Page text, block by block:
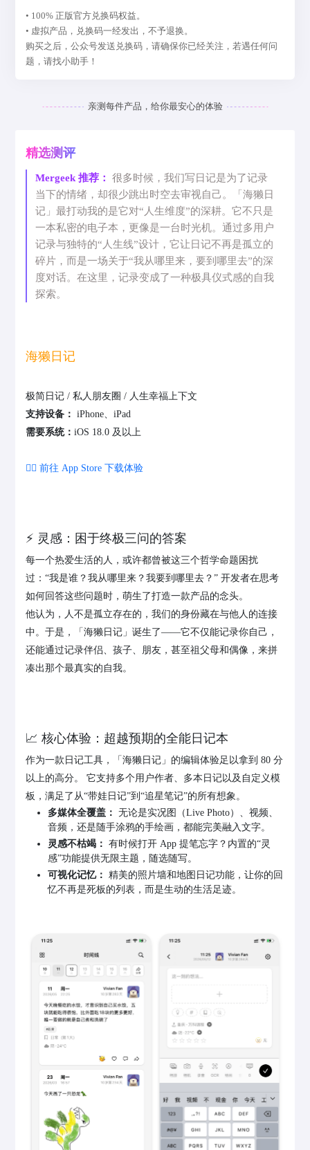
• 100% 正版官方兑换码权益。
• 虚拟产品，兑换码一经发出，不予退换。
购买之后，公众号发送兑换码，请确保你已经关注，若遇任何问
题，请找小助手！
亲测每件产品，给你最安心的体验
精选测评
Mergeek 推荐：
很多时候，我们写日记是为了记录
当下的情绪，却很少跳出时空去审视自己。「海獭日
记」最打动我的是它对“人生维度”的深耕。它不只是
一本私密的电子本，更像是一台时光机。通过多用户
记录与独特的“人生线”设计，它让日记不再是孤立的
碎片，而是一场关于“我从哪里来，要到哪里去”的深
度对话。在这里，记录变成了一种极具仪式感的自我
探索。
海獭日记
极简日记 / 私人朋友圈 / 人生幸福上下文
支持设备： iPhone、iPad
需要系统：iOS 18.0 及以上
👉🏻 前往 App Store 下载体验
⚡️ 灵感：困于终极三问的答案
每一个热爱生活的人，或许都曾被这三个哲学命题困扰
过：“我是谁？我从哪里来？我要到哪里去？” 开发者在思考
如何回答这些问题时，萌生了打造一款产品的念头。
他认为，人不是孤立存在的，我们的身份藏在与他人的连接
中。于是，「海獭日记」诞生了——它不仅能记录你自己，
还能通过记录伴侣、孩子、朋友，甚至祖父母和偶像，来拼
凑出那个最真实的自我。
📈 核心体验：超越预期的全能日记本
作为一款日记工具，「海獭日记」的编辑体验足以拿到 80 分
以上的高分。 它支持多个用户作者、多本日记以及自定义模
板，满足了从“带娃日记”到“追星笔记”的所有想象。
多媒体全覆盖： 无论是实况图（Live Photo）、视频、
音频，还是随手涂鸦的手绘画，都能完美融入文字。
灵感不枯竭： 有时候打开 App 提笔忘字？内置的“灵
感”功能提供无限主题，随选随写。
可视化记忆： 精美的照片墙和地图日记功能，让你的回
忆不再是死板的列表，而是生动的生活足迹。